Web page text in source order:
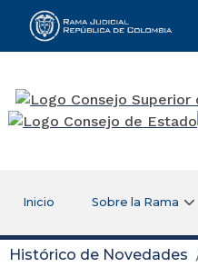
Rama Judicial
Inicio Sobre la Rama
Histórico de Novedades